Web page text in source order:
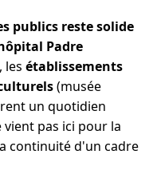
publics reste solide
Padre
, les établissements
(musée
un quotidien
pas ici pour la
continuité d'un cadre